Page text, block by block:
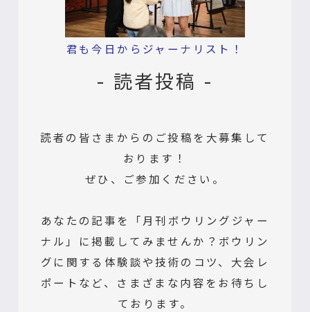
君も今日からジャーナリスト！
- 読者投稿 -
読者の皆さまからのご投稿を大募集して
おります！
ぜひ、ご参加ください。
あなたの記事を「月刊ボウリングジャー
ナル」に掲載してみませんか？ボウリン
グに関する体験談や技術のコツ、大会レ
ポートなど、さまざまな内容をお待ちし
ております。